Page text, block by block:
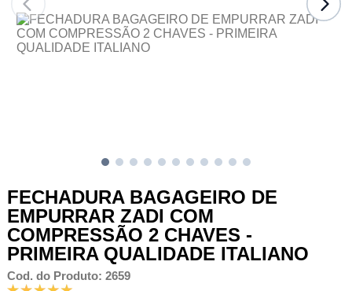
FECHADURA BAGAGEIRO DE
EMPURRAR ZADI COM
COMPRESSÃO 2 CHAVES -
PRIMEIRA QUALIDADE ITALIANO
Cod. do Produto: 2659